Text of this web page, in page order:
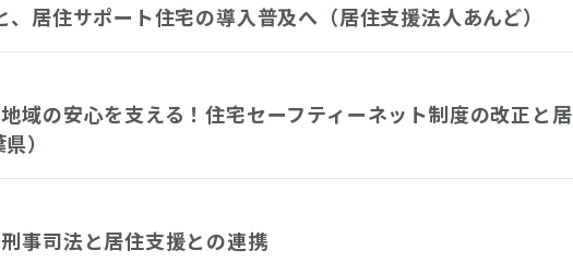
居住サポート住宅の導入普及へ（居住支援法人あんど）
の安心を支える！住宅セーフティーネット制度の改正と居
）
事司法と居住支援との連携